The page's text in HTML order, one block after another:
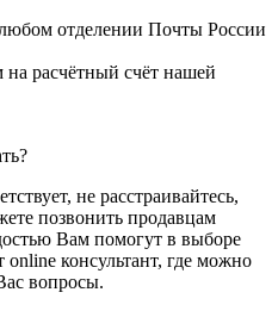
отделении Почты России
расчётный счёт нашей
не расстраивайтесь,
позвонить продавцам
Вам помогут в выборе
консультант, где можно
вопросы.